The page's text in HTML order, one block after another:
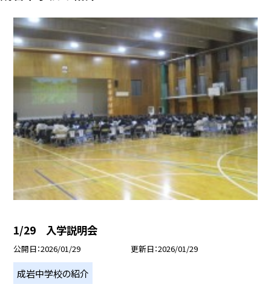
1/29 入学説明会
公開日 2026/01/29 更新日 2026/01/29
成岩中学校の紹介